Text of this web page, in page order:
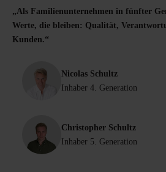
„Als Familienunternehmen in fünfter
Werte, die bleiben: Qualität,
Kunden.“
Nicolas Schultz
Inhaber 4. Generation
Christopher Schultz
Inhaber 5. Generation